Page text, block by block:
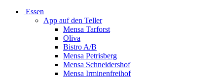
Essen
App auf den Teller
Mensa Tarforst
Oliva
Bistro A/B
Mensa Petrisberg
Mensa Schneidershof
Mensa Irminenfreihof